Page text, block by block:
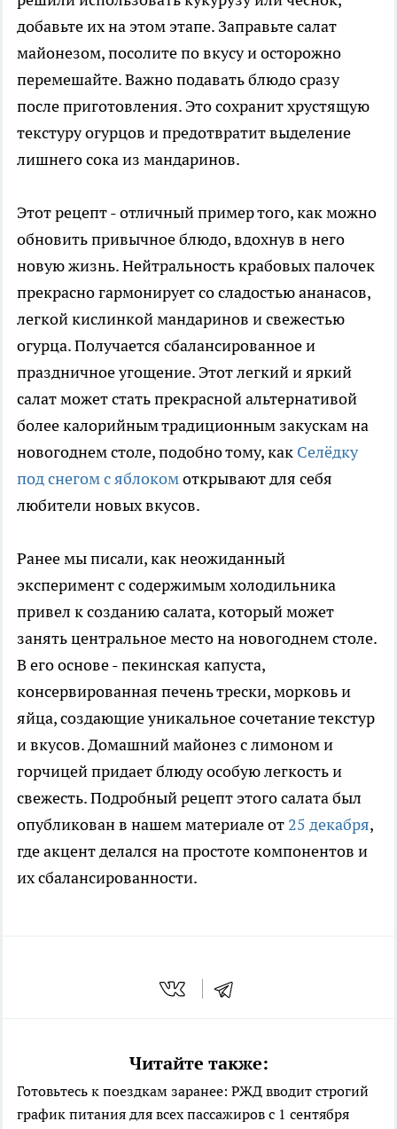
добавьте их на этом этапе. Заправьте салат
майонезом, посолите по вкусу и осторожно
перемешайте. Важно подавать блюдо сразу
после приготовления. Это сохранит хрустящую
текстуру огурцов и предотвратит выделение
лишнего сока из мандаринов.
Этот рецепт - отличный пример того, как можно
обновить привычное блюдо, вдохнув в него
новую жизнь. Нейтральность крабовых палочек
прекрасно гармонирует со сладостью ананасов,
легкой кислинкой мандаринов и свежестью
огурца. Получается сбалансированное и
праздничное угощение. Этот легкий и яркий
салат может стать прекрасной альтернативой
более калорийным традиционным закускам на
новогоднем столе, подобно тому, как Селёдку
под снегом с яблокомоткрывают для себя
любители новых вкусов.
Ранее мы писали, как неожиданный
эксперимент с содержимым холодильника
привел к созданию салата, который может
занять центральное место на новогоднем столе.
В его основе - пекинская капуста,
консервированная печень трески, морковь и
яйца, создающие уникальное сочетание текстур
и вкусов. Домашний майонез с лимоном и
горчицей придает блюду особую легкость и
свежесть. Подробный рецепт этого салата был
опубликован в нашем материале от 25 декабря,
где акцент делался на простоте компонентов и
их сбалансированности.
Читайте также:
Готовьтесь к поездкам заранее: РЖД вводит строгий
график питания для всех пассажиров с 1 сентября